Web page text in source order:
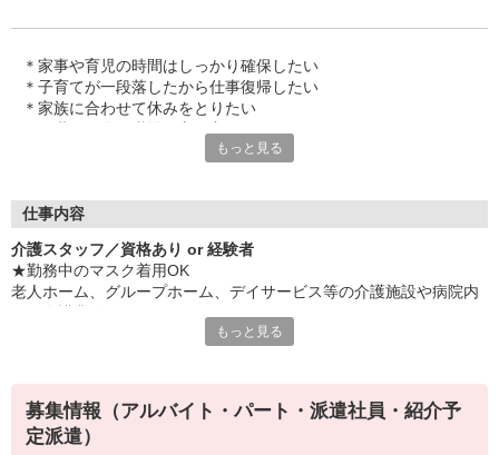
＊家事や育児の時間はしっかり確保したい
＊子育てが一段落したから仕事復帰したい
＊家族に合わせて休みをとりたい
＊このご時世だから、安定した環境で働きたい
プライベートと無理なく両立している主婦さん＆ママさんスタッ
時間や日数、休日、通勤時間、待遇etc・・・
あなたのライフスタイルに合わせて働ける職場を探しませんか？
職場見学で、事前に雰囲気やお仕事を見ることもできますよ♪
もっと見る
仕事内容
介護スタッフ／資格あり or 経験者
★勤務中のマスク着用OK
老人ホーム、グループホーム、デイサービス等の介護施設や病院内
・薬やおしぼりの準備などのケア
・体操や季節ごとのレクリエーション
・歩行、車椅子の介助
もっと見る
募集情報（アルバイト・パート・派遣社員・紹介予
定派遣）